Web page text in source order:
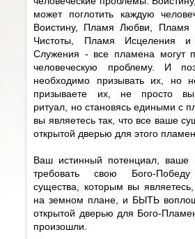
может поглотить каждую
Воистину, Пламя Любви, Пламя
Чистоты, Пламя Исцеления
Служения - все пламена могут
человеческую проблему. И
необходимо призывать их, но
призываете их, не просто
ритуал, но становясь едиными с
вы являетесь так, что все ваше
открытой дверью для этого
Ваш истинный потенциал, ваше
требовать свою Бого-
существа, которым вы
на земном плане, и БЫТЬ
открытой дверью для Бого-
произошли.